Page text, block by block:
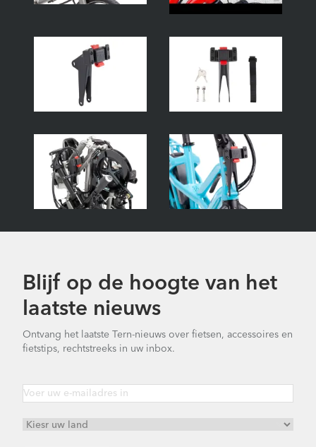
Blijf op de hoogte van het
laatste nieuws
Ontvang het laatste Tern-nieuws over fietsen, accessoires en
fietstips, rechtstreeks in uw inbox.